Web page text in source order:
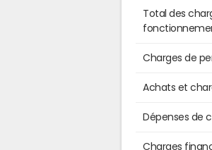
Total des
Charges de
Achats et
Dépenses de
Charges